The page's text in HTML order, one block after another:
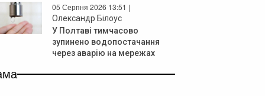
05 Серпня 2026 13:51 |
Олександр Білоус
У Полтаві тимчасово
зупинено водопостачання
через аварію на мережах